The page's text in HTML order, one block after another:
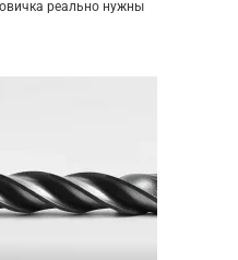
реально нужны